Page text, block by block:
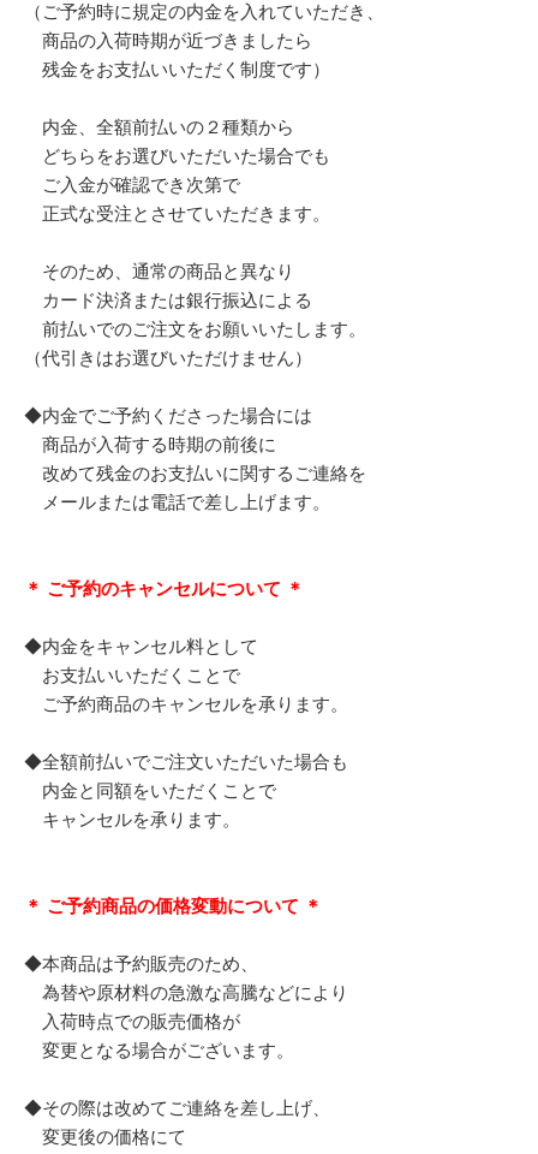
（ご予約時に規定の内金を入れていただき、
商品の入荷時期が近づきましたら
残金をお支払いいただく制度です）
内金、全額前払いの２種類から
どちらをお選びいただいた場合でも
ご入金が確認でき次第で
正式な受注とさせていただきます。
そのため、通常の商品と異なり
カード決済または銀行振込による
前払いでのご注文をお願いいたします。
（代引きはお選びいただけません）
◆内金でご予約くださった場合には
商品が入荷する時期の前後に
改めて残金のお支払いに関するご連絡を
メールまたは電話で差し上げます。
＊ ご予約のキャンセルについて ＊
◆内金をキャンセル料として
お支払いいただくことで
ご予約商品のキャンセルを承ります。
◆全額前払いでご注文いただいた場合も
内金と同額をいただくことで
キャンセルを承ります。
＊ ご予約商品の価格変動について ＊
◆本商品は予約販売のため、
為替や原材料の急激な高騰などにより
入荷時点での販売価格が
変更となる場合がございます。
◆その際は改めてご連絡を差し上げ、
変更後の価格にて